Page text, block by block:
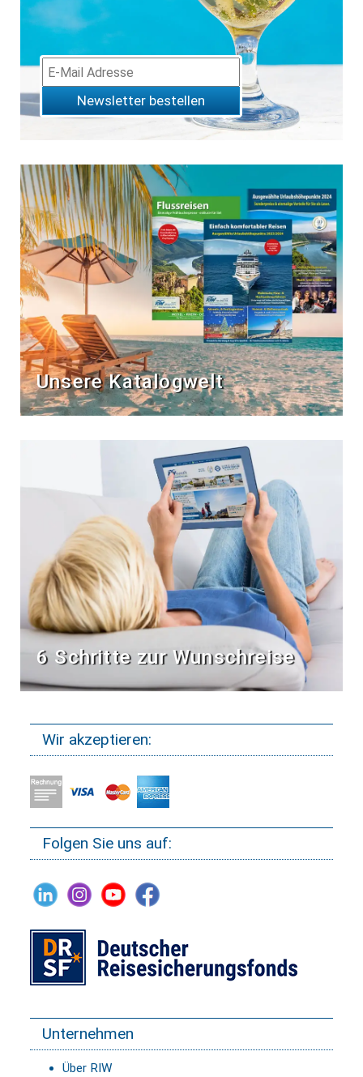
Newsletter bestellen
Unsere Katalogwelt
6 Schritte zur Wunschreise
Wir akzeptieren:
Folgen Sie uns auf:
Unternehmen
Über RIW